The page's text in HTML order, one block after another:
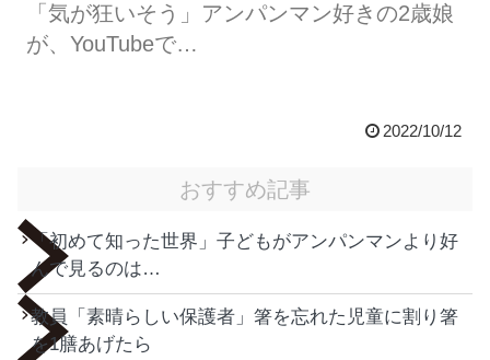
「気が狂いそう」アンパンマン好きの2歳娘
が、YouTubeで…
2022/10/12
おすすめ記事
「初めて知った世界」子どもがアンパンマンより好
んで見るのは…
教員「素晴らしい保護者」箸を忘れた児童に割り箸
を1膳あげたら